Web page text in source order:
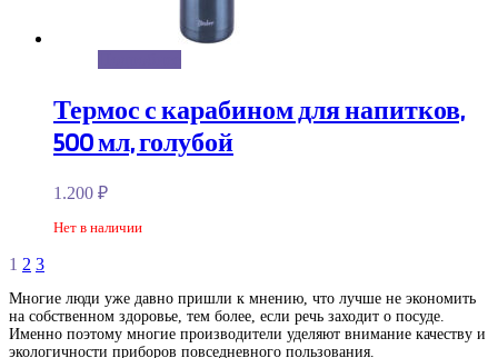
Термос с карабином для напитков,
500 мл, голубой
1.200 ₽
Нет в наличии
1 2 3
Многие люди уже давно пришли к мнению, что лучше не экономить
на собственном здоровье, тем более, если речь заходит о посуде.
Именно поэтому многие производители уделяют внимание качеству и
экологичности приборов повседневного пользования.